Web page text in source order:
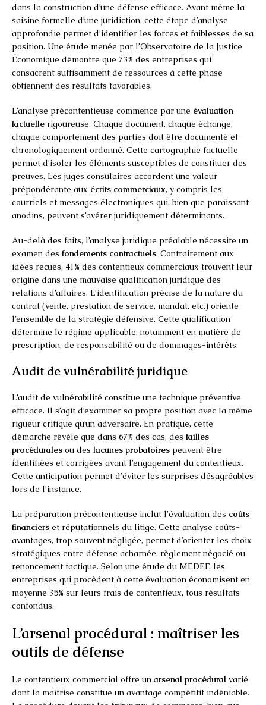
dans la construction d’une défense efficace. Avant même la
saisine formelle d’une juridiction, cette étape d’analyse
approfondie permet d’identifier les forces et faiblesses de sa
position. Une étude menée par l’Observatoire de la Justice
Économique démontre que 73% des entreprises qui
consacrent suffisamment de ressources à cette phase
obtiennent des résultats favorables.
L’analyse précontentieuse commence par une évaluation
factuelle rigoureuse. Chaque document, chaque échange,
chaque comportement des parties doit être documenté et
chronologiquement ordonné. Cette cartographie factuelle
permet d’isoler les éléments susceptibles de constituer des
preuves. Les juges consulaires accordent une valeur
prépondérante aux écrits commerciaux, y compris les
courriels et messages électroniques qui, bien que paraissant
anodins, peuvent s’avérer juridiquement déterminants.
Au-delà des faits, l’analyse juridique préalable nécessite un
examen des fondements contractuels. Contrairement aux
idées reçues, 41% des contentieux commerciaux trouvent leur
origine dans une mauvaise qualification juridique des
relations d’affaires. L’identification précise de la nature du
contrat (vente, prestation de service, mandat, etc.) oriente
l’ensemble de la stratégie défensive. Cette qualification
détermine le régime applicable, notamment en matière de
prescription, de responsabilité ou de dommages-intérêts.
Audit de vulnérabilité juridique
L’audit de vulnérabilité constitue une technique préventive
efficace. Il s’agit d’examiner sa propre position avec la même
rigueur critique qu’un adversaire. En pratique, cette
démarche révèle que dans 67% des cas, des failles
procédurales ou des lacunes probatoires peuvent être
identifiées et corrigées avant l’engagement du contentieux.
Cette anticipation permet d’éviter les surprises désagréables
lors de l’instance.
La préparation précontentieuse inclut l’évaluation des coûts
financiers et réputationnels du litige. Cette analyse coûts-
avantages, trop souvent négligée, permet d’orienter les choix
stratégiques entre défense acharnée, règlement négocié ou
renoncement tactique. Selon une étude du MEDEF, les
entreprises qui procèdent à cette évaluation économisent en
moyenne 35% sur leurs frais de contentieux, tous résultats
confondus.
L’arsenal procédural : maîtriser les
outils de défense
Le contentieux commercial offre un arsenal procédural varié
dont la maîtrise constitue un avantage compétitif indéniable.